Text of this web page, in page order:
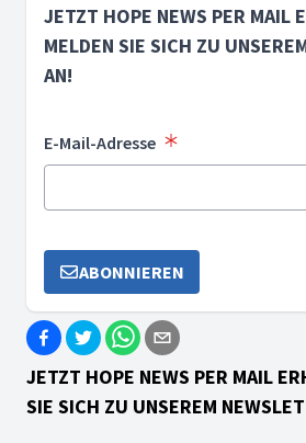
JETZT HOPE NEWS PER MAIL
MELDEN SIE SICH ZU
AN!
E-Mail-Adresse
ABONNIEREN
JETZT HOPE NEWS PER MAIL
SIE SICH ZU UNSEREM